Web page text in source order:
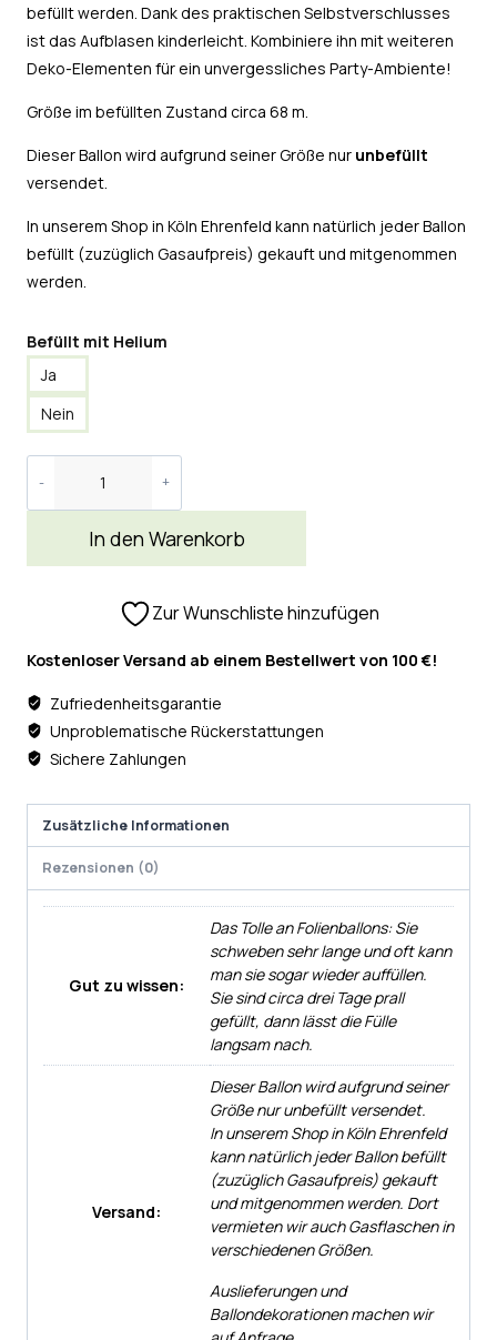
befüllt werden. Dank des praktischen Selbstverschlusses
ist das Aufblasen kinderleicht. Kombiniere ihn mit weiteren
Deko-Elementen für ein unvergessliches Party-Ambiente!
Größe im befüllten Zustand circa 68 m.
Dieser Ballon wird aufgrund seiner Größe nur unbefüllt
versendet.
In unserem Shop in Köln Ehrenfeld kann natürlich jeder Ballon
befüllt (zuzüglich Gasaufpreis) gekauft und mitgenommen
werden.
Befüllt mit Helium
Ja
Nein
In den Warenkorb
Zur Wunschliste hinzufügen
Kostenloser Versand ab einem Bestellwert von 100 €!
Zufriedenheitsgarantie
Unproblematische Rückerstattungen
Sichere Zahlungen
Zusätzliche Informationen
Rezensionen (0)
Gut zu wissen:
Das Tolle an Folienballons: Sie
schweben sehr lange und oft kann
man sie sogar wieder auffüllen.
Sie sind circa drei Tage prall
gefüllt, dann lässt die Fülle
langsam nach.
Versand:
Dieser Ballon wird aufgrund seiner
Größe nur unbefüllt versendet.
In unserem Shop in Köln Ehrenfeld
kann natürlich jeder Ballon befüllt
(zuzüglich Gasaufpreis) gekauft
und mitgenommen werden. Dort
vermieten wir auch Gasflaschen in
verschiedenen Größen.
Auslieferungen und
Ballondekorationen machen wir